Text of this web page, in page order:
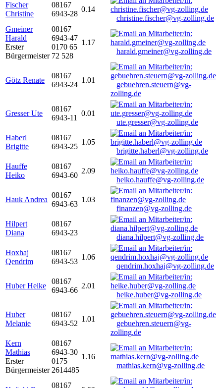
Fischer
Christine
08167
6943-28
0.14
christine.fischer@vg-zolling.de
Gmeiner
Harald
Erster
Bürgermeister
08167
6943-47
0170 65
72 528
1.17
harald.gmeiner@vg-zolling.de
Götz Renate
08167
6943-24
1.01
gebuehren.steuern@vg-
zolling.de
Gresser Ute
08167
6943-11
0.01
ute.gresser@vg-zolling.de
Haberl
Brigitte
08167
6943-25
1.05
brigitte.haberl@vg-zolling.de
Hauffe
Heiko
08167
6943-60
2.09
heiko.hauffe@vg-zolling.de
Hauk Andrea
08167
6943-63
1.03
finanzen@vg-zolling.de
Hilpert
Diana
08167
6943-23
diana.hilpert@vg-zolling.de
Hoxhaj
Qendrim
08167
6943-53
1.06
qendrim.hoxhaj@vg-zolling.de
Huber Heike
08167
6943-66
2.01
heike.huber@vg-zolling.de
Huber
Melanie
08167
6943-52
1.01
gebuehren.steuern@vg-
zolling.de
Kern
Mathias
Erster
Bürgermeister
08167
6943-30
0175
2614485
1.16
mathias.kern@vg-zolling.de
08167